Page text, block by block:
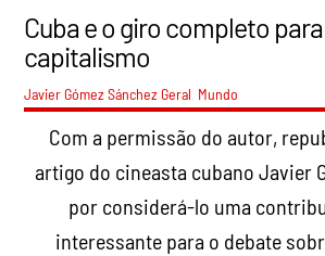
Cuba e o giro completo
capitalismo
Javier Gómez Sánchez Geral Mundo
Com a permissão do autor,
artigo do cineasta cubano Javier
por considerá-lo uma
interessante para o debate